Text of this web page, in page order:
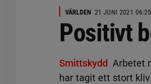
VÄRLDEN 21 JUNI 2021 06:25
Positivt
Smittskydd Arbetet
har tagit ett stort